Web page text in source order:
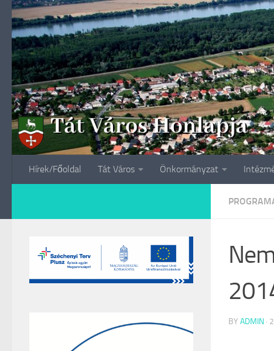
Skip to content
Hírek/Főoldal Tát Város Önkormányzat
BY ADMIN ·